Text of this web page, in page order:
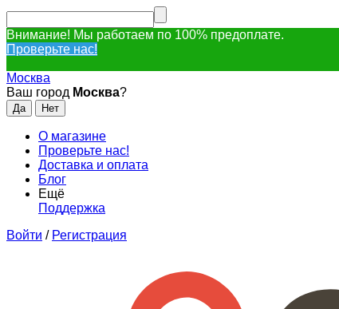
Внимание! Мы работаем по 100% предоплате.
Проверьте нас!
Москва
Ваш город Москва?
О магазине
Проверьте нас!
Доставка и оплата
Блог
Ещё
Поддержка
Войти / Регистрация